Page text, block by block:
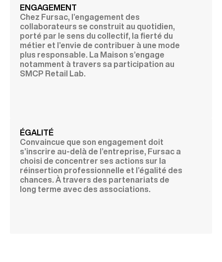
ENGAGEMENT
Chez Fursac, l’engagement des
collaborateurs se construit au quotidien,
porté par le sens du collectif, la fierté du
métier et l’envie de contribuer à une mode
plus responsable. La Maison s’engage
notamment à travers sa participation au
SMCP Retail Lab.
ÉGALITÉ
Convaincue que son engagement doit
s’inscrire au-delà de l’entreprise, Fursac a
choisi de concentrer ses actions sur la
réinsertion professionnelle et l’égalité des
chances . À travers des partenariats de
long terme avec des associations.